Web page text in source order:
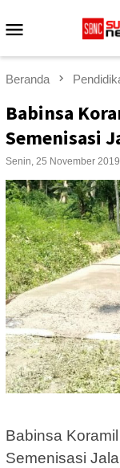
ke
Beranda
Babinsa
Semenisasi
Senin, 25 November
Babinsa
Semenisasi